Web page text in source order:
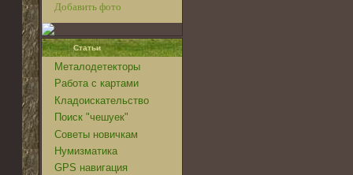
Добавить фото
Статьи
Металодетекторы
Работа с картами
Кладоискательство
Поиск "чешуек"
Советы новичкам
Нумизматика
GPS навигация